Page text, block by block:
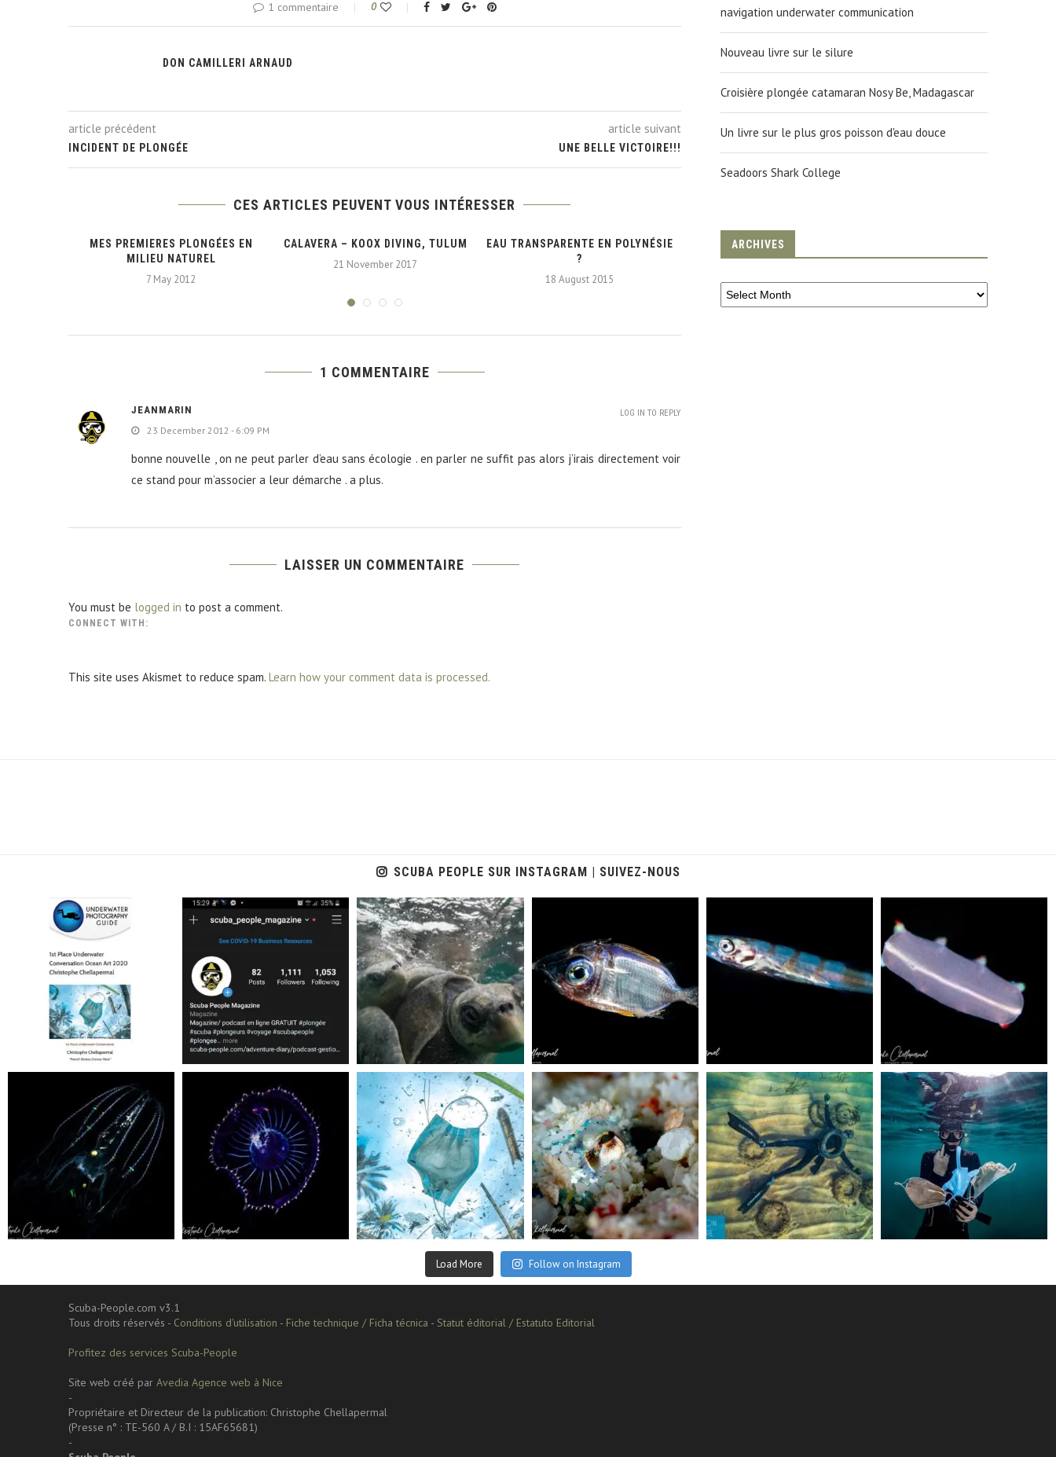
1 commentaire 0
DON CAMILLERI ARNAUD
article précédent
INCIDENT DE PLONGÉE
article suivant
UNE BELLE VICTOIRE!!!
CES ARTICLES PEUVENT VOUS INTÉRESSER
MES PREMIERES PLONGÉES EN
MILIEU NATUREL
7 May 2012
CALAVERA – KOOX DIVING, TULUM
21 November 2017
EAU TRANSPARENTE EN POLYNÉSIE
?
18 August 2015
14E JOURNÉE TOULONNAISE DE
MÉDECINE PLONGÉE
6 November 2010
PRONONCE POUR
25 July 2012
1 COMMENTAIRE
JEANMARIN
23 December 2012 - 6:09 PM
bonne nouvelle , on ne peut parler d’eau sans écologie . en parler ne suffit pas alors j’irais directement voir
ce stand pour m’associer a leur démarche . a plus.
LOG IN TO REPLY
LAISSER UN COMMENTAIRE
You must be logged in to post a comment.
CONNECT WITH:
This site uses Akismet to reduce spam. Learn how your comment data is processed.
navigation underwater communication
Nouveau livre sur le silure
Croisière plongée catamaran Nosy Be, Madagascar
Un livre sur le plus gros poisson d'eau douce
Seadoors Shark College
ARCHIVES
SCUBA PEOPLE SUR INSTAGRAM | SUIVEZ-NOUS
scuba_people_magazine
Jan 17
scuba_people_magazine
Nov 5
scuba_people_magazine
Nov 5
Sep 24
scuba_people_magazine scuba_people_magazine
Sep 2
scuba_people_magazine
Aug 14
scuba_people_magazine
Jun 15
scuba_people_magazine
May 31
Load More Follow on Instagram
Scuba-People.com v3.1
Tous droits réservés - Conditions d'utilisation - Fiche technique / Ficha técnica - Statut éditorial / Estatuto Editorial
Profitez des services Scuba-People
Site web créé par Avedia Agence web à Nice
-
Propriétaire et Directeur de la publication: Christophe Chellapermal
(Presse n° : TE-560 A / B.I : 15AF65681)
-